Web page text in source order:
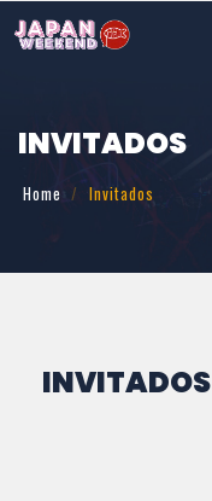
INVITADOS
Home Invitados
INVITADOS